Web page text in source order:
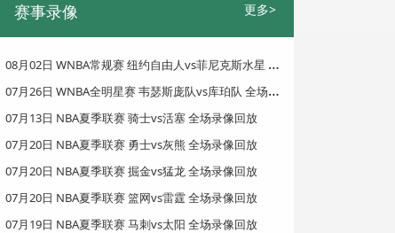
赛事录像 更多>
0
8月02日 WNBA常规赛 纽约自由人vs菲尼克斯水星 全场录像回放
0
7月26日 WNBA全明星赛 韦瑟斯庞队vs库珀队 全场录像回放
07月13日 NBA夏季联赛 骑士vs活塞 全场录像回放
07月20日 NBA夏季联赛 勇士vs灰熊 全场录像回放
07月20日 NBA夏季联赛 掘金vs猛龙 全场录像回放
07月20日 NBA夏季联赛 篮网vs雷霆 全场录像回放
07月19日 NBA夏季联赛 马刺vs太阳 全场录像回放